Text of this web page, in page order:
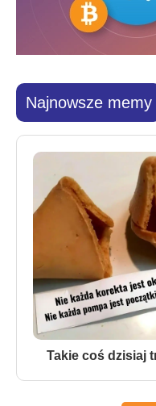
Najnowsze memy
Takie coś dzisiaj